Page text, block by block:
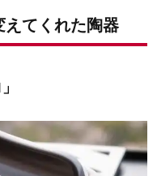
えてくれた陶器